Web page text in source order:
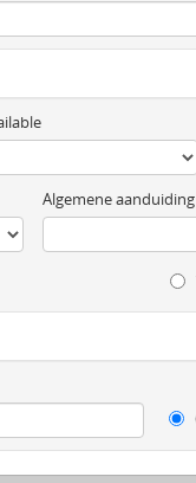
Algemene